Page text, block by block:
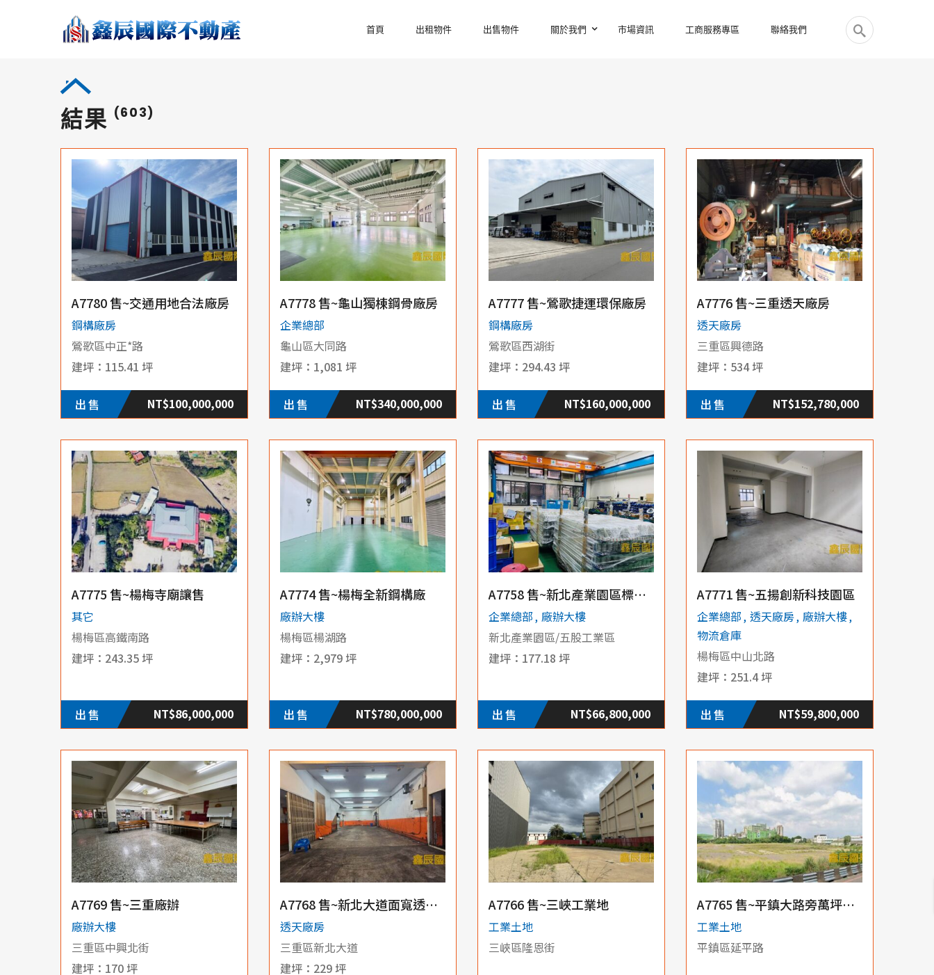
首頁 出租物件 出售物件 關於我們 市場資訊 工商服務專區 聯絡我們
結果 (603)
鋼構廠房
A7780 售~交通用地合法廠房
鶯歌區中正*路
115.41 坪
出售 NT$100,000,000
企業總部
A7778 售~龜山獨棟鋼骨廠房
龜山區大同路
1,081 坪
出售 NT$340,000,000
鋼構廠房
A7777 售~鶯歌捷運環保廠房
鶯歌區西湖街
294.43 坪
出售 NT$160,000,000
透天廠房
A7776 售~三重透天廠房
三重區興德路
534 坪
出售 NT$152,780,000
其它
A7775 售~楊梅寺廟讓售
楊梅區高鐵南路
243.35 坪
出售 NT$86,000,000
廠辦大樓
A7774 售~楊梅全新鋼構廠
楊梅區楊湖路
2,979 坪
出售 NT$780,000,000
企業總部 廠辦大樓
A7758 售~新北產業園區標準廠辦
新北產業園區/五股工業區
177.18 坪
出售 NT$66,800,000
企業總部 透天廠房 廠辦大樓
物流倉庫
A7771 售~五揚創新科技園區
楊梅區中山北路
251.4 坪
出售 NT$59,800,000
廠辦大樓
A7769 售~三重廠辦
三重區中興北街
170 坪
透天廠房
A7768 售~新北大道面寬透天廠
三重區新北大道
229 坪
工業土地
A7766 售~三峽工業地
三峽區隆恩街
工業土地
A7765 售~平鎮大路旁萬坪土地
平鎮區延平路